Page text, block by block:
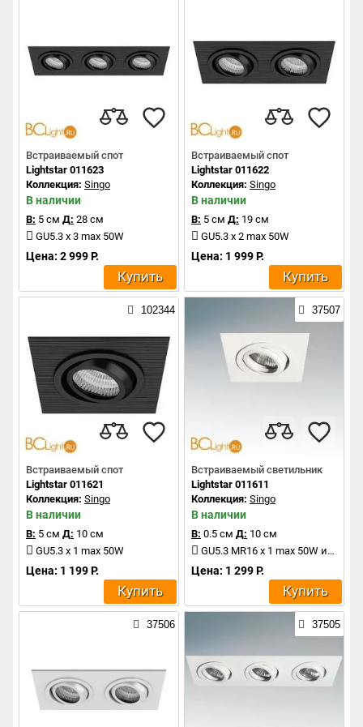
Встраиваемый спот
Lightstar 011623
Коллекция: Singo
В наличии
В: 5 см Д: 28 см
GU5.3 x 3 max 50W
Цена: 2 999 Р.
Купить
Встраиваемый спот
Lightstar 011622
Коллекция: Singo
В наличии
В: 5 см Д: 19 см
GU5.3 x 2 max 50W
Цена: 1 999 Р.
Купить
102344
Встраиваемый спот
Lightstar 011621
Коллекция: Singo
В наличии
В: 5 см Д: 10 см
GU5.3 x 1 max 50W
Цена: 1 199 Р.
Купить
37507
Встраиваемый светильник
Lightstar 011611
Коллекция: Singo
В наличии
В: 0.5 см Д: 10 см
GU5.3 MR16 x 1 max 50W или GU10 x 1 max 50W
Цена: 1 299 Р.
Купить
37506 37505